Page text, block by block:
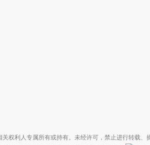
权利人专属所有或持有。未经许可，禁止进行转载、